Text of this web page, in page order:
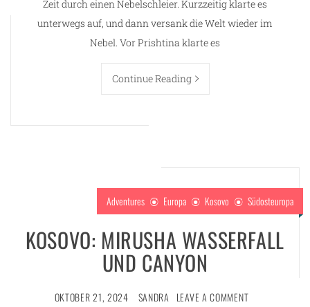
Zeit durch einen Nebelschleier. Kurzzeitig klarte es
unterwegs auf, und dann versank die Welt wieder im
Nebel. Vor Prishtina klarte es
Continue Reading
Adventures Europa Kosovo Südosteuropa
KOSOVO: MIRUSHA WASSERFALL
UND CANYON
OKTOBER 21, 2024 SANDRA LEAVE A COMMENT